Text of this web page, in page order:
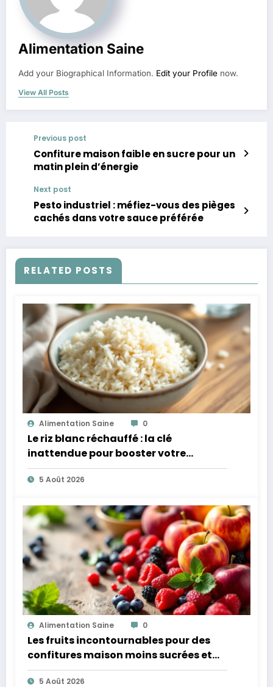
Alimentation Saine
Add your Biographical Information. Edit your Profile now.
View All Posts
Previous post
Confiture maison faible en sucre pour un
matin plein d’énergie
Next post
Pesto industriel : méfiez-vous des pièges
cachés dans votre sauce préférée
RELATED POSTS
Alimentation Saine 0
Le riz blanc réchauffé : la clé
inattendue pour booster votre
microbiote
5 Août 2026
Alimentation Saine 0
Les fruits incontournables pour des
confitures maison moins sucrées et
plus légères
5 Août 2026